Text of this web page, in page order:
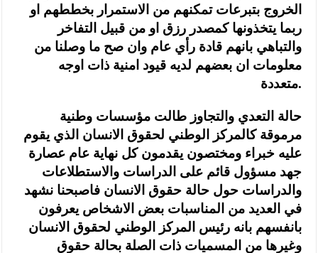
الخروج بتبرعات تمكنهم من الاستمرار بخططهم او
ربما يتخذونها كمصدر رزق او من قبيل التفاخر
والتباهي بانهم قادة رأي عام وان صح ما وصلنا من
معلومات ان بعضهم لديه قيود امنية ذات اوجه
متعددة.
حالة التعدي والتجاوز طالت مؤسسات وطنية
مرموقة كالمركز الوطني لحقوق الانسان الذي يقوم
عليه خبراء ومختصون يقدمون كل نهاية عام عصارة
جهد مسؤول قائم على الدراسات والاستطلاعات
والدراسات حول حالة حقوق الانسان فاصبحنا نشهد
في العديد من المناسبات بعض الاشخاص يعرفون
بانفسهم بانه رئيس المركز الوطني لحقوق الانسان
وغيرها من المسميات ذات الصلة بحالة حقوق